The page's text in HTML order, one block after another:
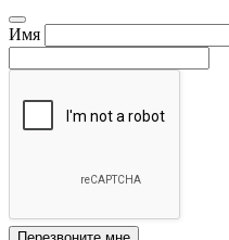
Имя